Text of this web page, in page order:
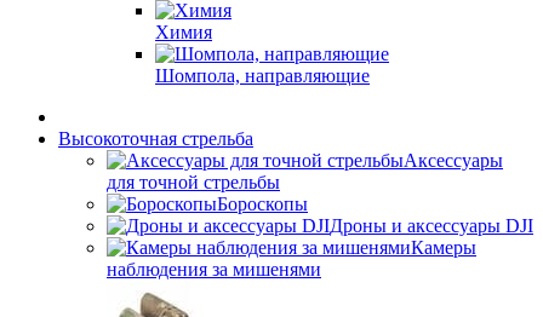
Химия
Шомпола, направляющие
Высокоточная стрельба
Аксессуары
для точной стрельбы
Бороскопы
Дроны и аксессуары DJI
Камеры
наблюдения за мишенями